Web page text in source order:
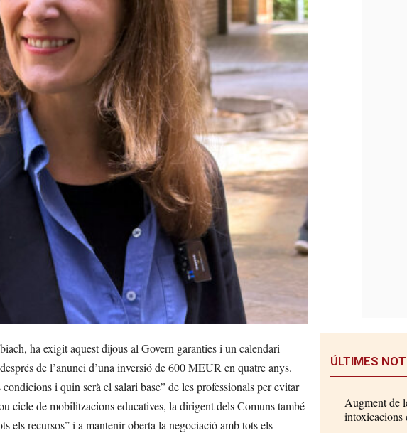
ha exigit aquest dijous al Govern garanties i un calendari
de l’anunci d’una inversió de 600 MEUR en quatre anys.
i quin serà el salari base” de les professionals per evitar
cicle de mobilitzacions educatives, la dirigent dels Comuns també
els recursos” i a mantenir oberta la negociació amb tots els
ÚLTIMES
Augment de
intoxicacions